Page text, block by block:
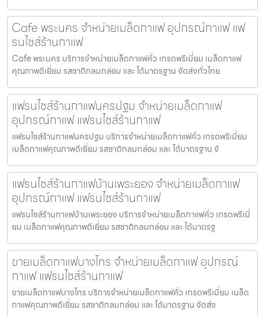
Cafe พระนคร จำหน่ายเมล็ดกาแฟ อุปกรณ์กาแฟ แฟ
รนไชส์ร้านกาแฟ
Cafe พระนคร บริการจำหน่ายเมล็ดกาแฟคั่ว เกรดพรีเมี่ยม เมล็ดกาแฟ
คุณภาพดีเยี่ยม รสชาติกลมกล่อม และ ได้มาตรฐาน จัดส่งทั่วไทย
แฟรนไชส์ร้านกาแฟนครปฐม จำหน่ายเมล็ดกาแฟ
อุปกรณ์กาแฟ แฟรนไชส์ร้านกาแฟ
แฟรนไชส์ร้านกาแฟนครปฐม บริการจำหน่ายเมล็ดกาแฟคั่ว เกรดพรีเมี่ยม
เมล็ดกาแฟคุณภาพดีเยี่ยม รสชาติกลมกล่อม และ ได้มาตรฐาน จั
แฟรนไชส์ร้านกาแฟบ้านเพระยอง จำหน่ายเมล็ดกาแฟ
อุปกรณ์กาแฟ แฟรนไชส์ร้านกาแฟ
แฟรนไชส์ร้านกาแฟบ้านเพระยอง บริการจำหน่ายเมล็ดกาแฟคั่ว เกรดพรีเมี่
ยม เมล็ดกาแฟคุณภาพดีเยี่ยม รสชาติกลมกล่อม และ ได้มาตรฐ
ขายเมล็ดกาแฟบางไทร จำหน่ายเมล็ดกาแฟ อุปกรณ์
กาแฟ แฟรนไชส์ร้านกาแฟ
ขายเมล็ดกาแฟบางไทร บริการจำหน่ายเมล็ดกาแฟคั่ว เกรดพรีเมี่ยม เมล็ด
กาแฟคุณภาพดีเยี่ยม รสชาติกลมกล่อม และ ได้มาตรฐาน จัดส่ง